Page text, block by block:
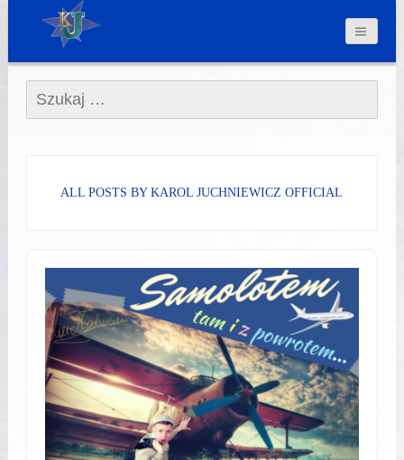
Szukaj:
ALL POSTS BY KAROL JUCHNIEWICZ OFFICIAL